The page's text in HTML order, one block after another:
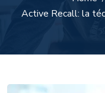
Active Recall: la